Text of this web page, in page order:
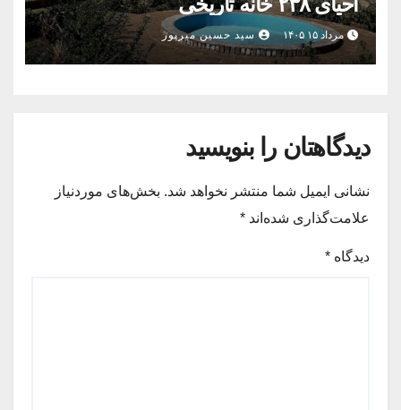
مرداد ۱۵ ۱۴۰۵ سید حسین میرپور
دیدگاهتان را بنویسید
نشانی ایمیل شما منتشر نخواهد شد. بخش‌های موردنیاز
علامت‌گذاری شده‌اند *
دیدگاه *